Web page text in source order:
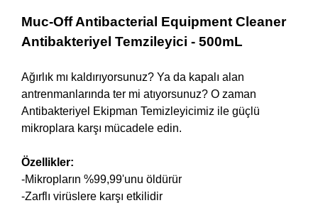
Muc-Off Antibacterial Equipment Cleaner
Antibakteriyel Temzileyici - 500mL
Ağırlık mı kaldırıyorsunuz? Ya da kapalı alan
antrenmanlarında ter mi atıyorsunuz? O zaman
Antibakteriyel Ekipman Temizleyicimiz ile güçlü
mikroplara karşı mücadele edin.
Özellikler:
-Mikropların %99,99'unu öldürür
-Zarflı virüslere karşı etkilidir